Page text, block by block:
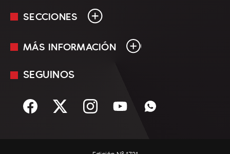
SECCIONES
En Vivo
Sociedad
MÁS INFORMACIÓN
Mediakit
Términos y condiciones
SEGUINOS